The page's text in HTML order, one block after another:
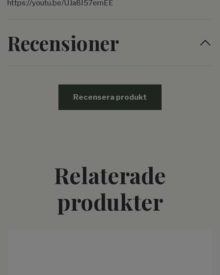
https://youtu.be/UJa8I57emEE
Recensioner
Recensera produkt
Relaterade
produkter